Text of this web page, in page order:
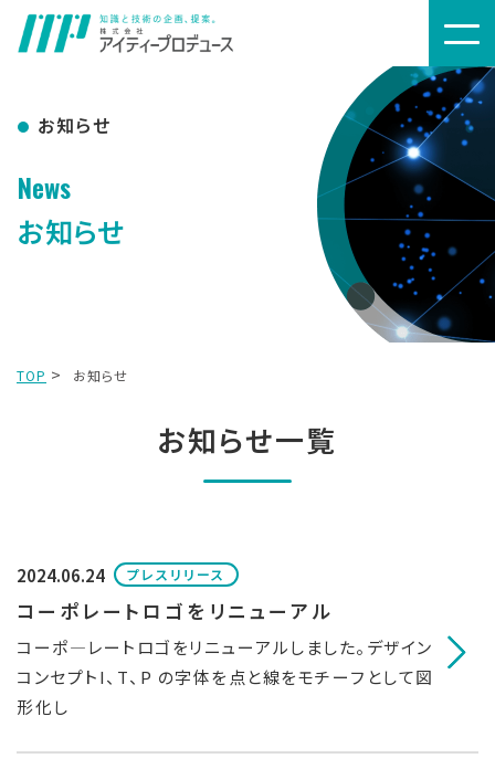
お知らせ
News
お知らせ
TOP お知らせ
お知らせ一覧
2024.06.24 プレスリリース
コーポレートロゴをリニューアル
コーポ―レートロゴをリニューアルしました。デザイン
コンセプトI、T、P の字体を点と線をモチーフとして図
形化し